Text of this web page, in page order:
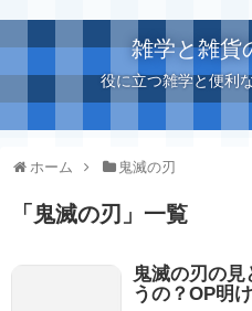
雑学と雑貨
役に立つ雑学と便利
ホーム 鬼滅の刃
「 鬼滅の刃 」 一覧
鬼滅の刃の
うの？OP明